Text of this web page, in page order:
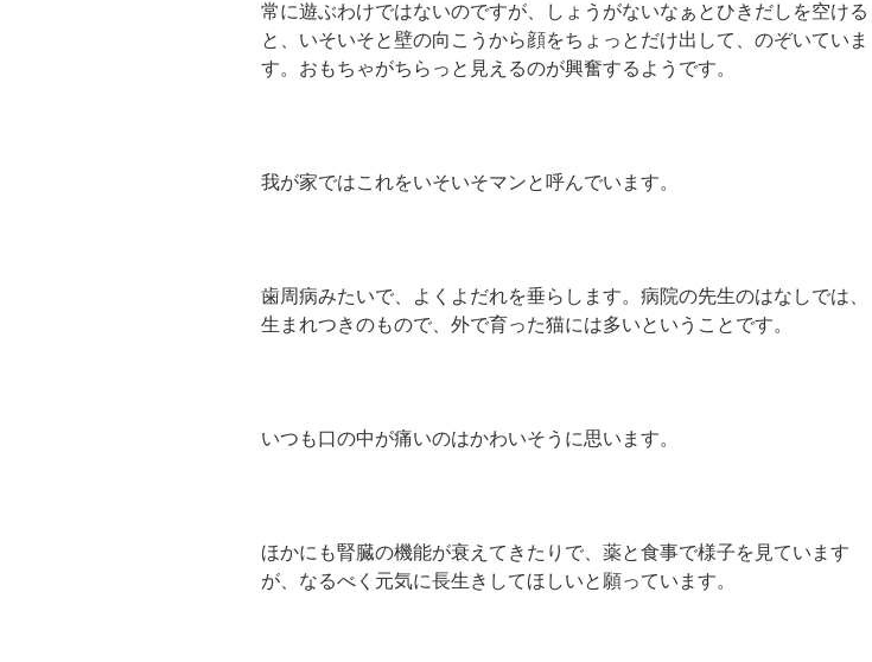
常に遊ぶわけではないのですが、しょうがないなぁとひきだしを空ける
と、いそいそと壁の向こうから顔をちょっとだけ出して、のぞいていま
す。おもちゃがちらっと見えるのが興奮するようです。
我が家ではこれをいそいそマンと呼んでいます。
歯周病みたいで、よくよだれを垂らします。病院の先生のはなしでは、
生まれつきのもので、外で育った猫には多いということです。
いつも口の中が痛いのはかわいそうに思います。
ほかにも腎臓の機能が衰えてきたりで、薬と食事で様子を見ています
が、なるべく元気に長生きしてほしいと願っています。